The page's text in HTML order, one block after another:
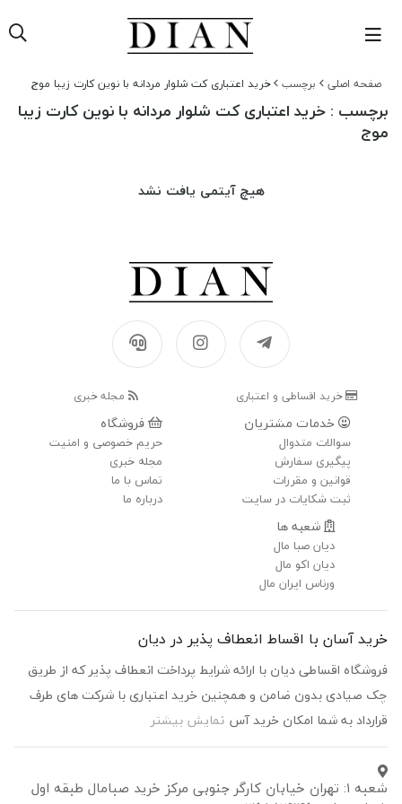
صفحه اصلی برچسب خرید اعتباری کت شلوار مردانه با نوین کارت زیبا موج
برچسب : خرید اعتباری کت شلوار مردانه با نوین کارت زیبا
موج
هیچ آیتمی یافت نشد
خرید اقساطی و اعتباری مجله خبری
خدمات مشتریان
سوالات متدوال
پیگیری سفارش
قوانین و مقررات
ثبت شکایات در سایت
فروشگاه
حریم خصوصی و امنیت
مجله خبری
تماس با ما
درباره ما
شعبه ها
دیان صبا مال
دیان اکو مال
ورناس ایران مال
خرید آسان با اقساط انعطاف پذیر در دیان
فروشگاه اقساطی دیان با ارائه شرایط پرداخت انعطاف پذیر که از طریق
چک صیادی بدون ضامن و همچنین خرید اعتباری با شرکت های طرف
قرارداد به شما امکان خرید آس نمایش بیشتر
شعبه ۱: تهران خیابان کارگر جنوبی مرکز خرید صبامال طبقه اول